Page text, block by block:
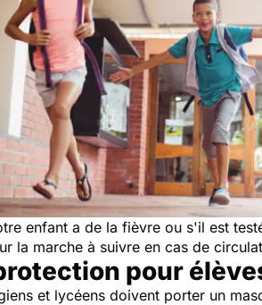
enfant a de la fièvre ou s'il est
la marche à suivre en cas de
pour
et lycéens doivent porter un